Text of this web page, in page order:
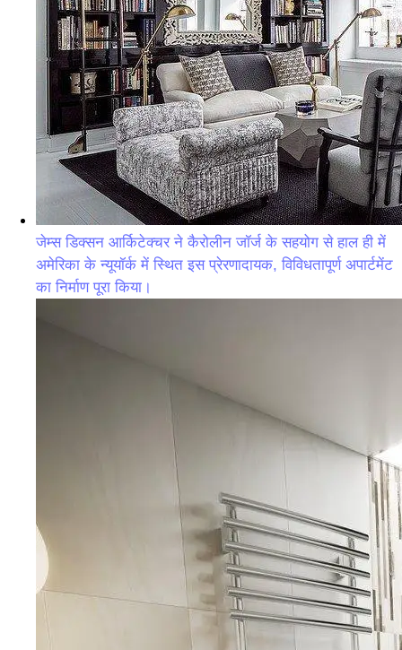
जेम्स डिक्सन आर्किटेक्चर ने कैरोलीन जॉर्ज के सहयोग से हाल ही में
अमेरिका के न्यूयॉर्क में स्थित इस प्रेरणादायक, विविधतापूर्ण अपार्टमेंट
का निर्माण पूरा किया।